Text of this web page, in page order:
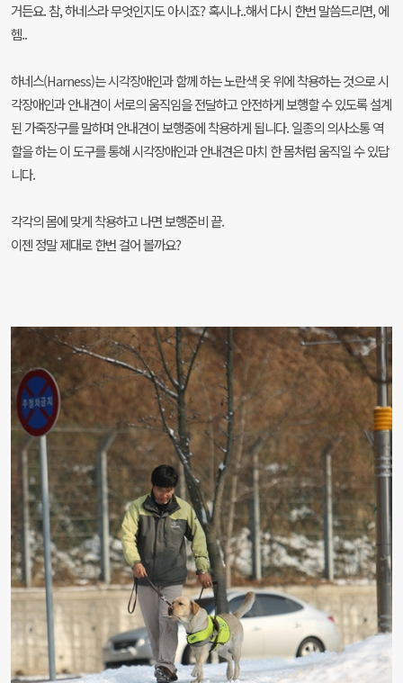
거든요. 참, 하네스라 무엇인지도 아시죠? 혹시나..해서 다시 한번 말씀드리면, 에
헴..
하네스(Harness)는 시각장애인과 함께 하는 노란색 옷 위에 착용하는 것으로 시
각장애인과 안내견이 서로의 움직임을 전달하고 안전하게 보행할 수 있도록 설계
된 가죽장구를 말하며 안내견이 보행중에 착용하게 됩니다. 일종의 의사소통 역
할을 하는 이 도구를 통해 시각장애인과 안내견은 마치 한 몸처럼 움직일 수 있답
니다.
각각의 몸에 맞게 착용하고 나면 보행준비 끝.
이젠 정말 제대로 한번 걸어 볼까요?